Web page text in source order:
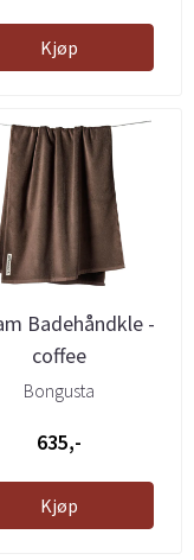
Kjøp
Badehåndkle -
coffee
Bongusta
635,-
Kjøp